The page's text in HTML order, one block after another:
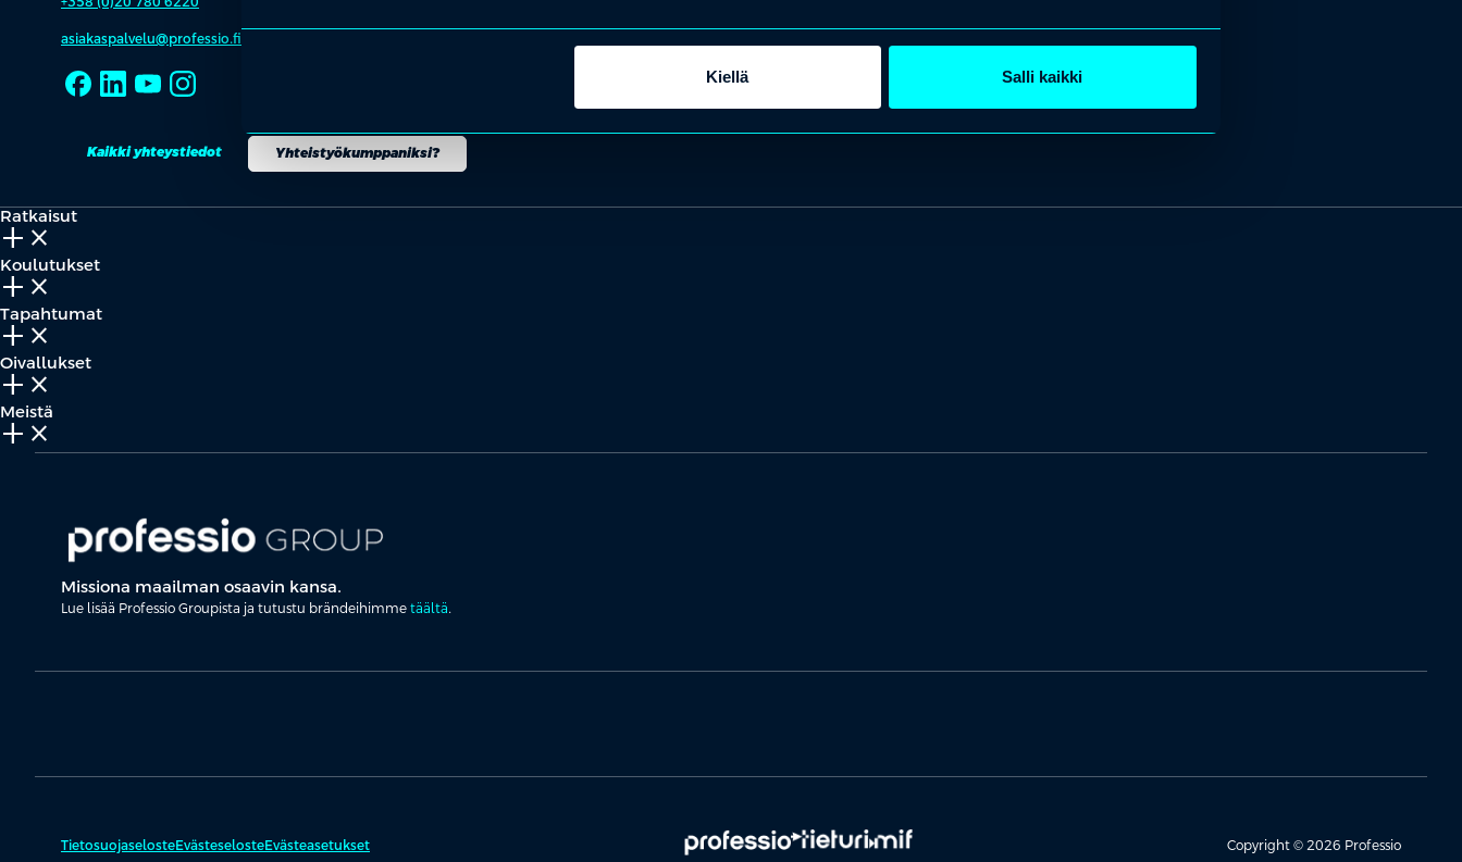
Kiellä Salli kaikki
asiakaspalvelu@professio.fi
Kaikki yhteystiedot Yhteistyökumppaniksi?
Ratkaisut
add_2 close
Koulutukset
add_2 close
Tapahtumat
add_2 close
Oivallukset
add_2 close
Meistä
add_2 close
Missiona maailman osaavin kansa.
Lue lisää Professio Groupista ja tutustu brändeihimme täältä.
TietosuojaselosteEvästeselosteEvästeasetukset Copyright © 2026 Professio